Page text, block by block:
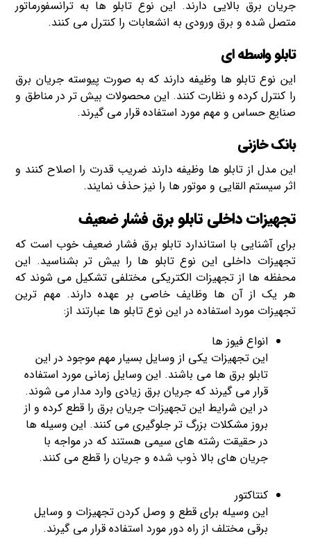
جریان برق بالایی دارند. این نوع تابلو ها به ترانسفورماتور
متصل شده و برق ورودی به انشعابات را کنترل می کنند.
تابلو واسطه ای
این نوع تابلو ها وظیفه دارند که به صورت پیوسته جریان برق
را کنترل کرده و نظارت کنند. این محصولات بیش تر در مناطق و
صنایع حساس و مهم مورد استفاده قرار می گیرند.
بانک خازنی
این مدل از تابلو ها وظیفه دارند ضریب قدرت را اصلاح کنند و
اثر سیستم القایی و موتور ها را نیز حذف نمایند.
تجهیزات داخلی تابلو برق فشار ضعیف
برای آشنایی با استاندارد تابلو برق فشار ضعیف خوب است که
تجهیزات داخلی این نوع تابلو ها را بیش تر بشناسید. این
محفظه ها از تجهیزات الکتریکی مختلفی تشکیل می شوند که
هر یک از آن ها وظایف خاصی بر عهده دارند. مهم ترین
تجهیزات مورد استفاده در این نوع تابلو ها عبارتند از:
انواع فیوز ها
این تجهیزات یکی از وسایل بسیار مهم موجود در این
تابلو برق ها می باشند. این وسایل زمانی مورد استفاده
قرار می گیرند که جریان برق زیادی وارد مدار می شوند.
در این شرایط این تجهیزات جریان برق را قطع کرده و از
بروز مشکلات بزرگ تر جلوگیری می کنند. این وسیله ها
در حقیقت رشته های سیمی هستند که در مواجه با
جریان های بالا ذوب شده و جریان را قطع می کنند.
کنتاکتور
این وسیله برای قطع و وصل کردن تجهیزات و وسایل
برقی مختلف از راه دور مورد استفاده قرار می گیرند.